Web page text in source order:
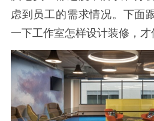
虑到员工的需求情况。下面
一下工作室怎样设计装修，才